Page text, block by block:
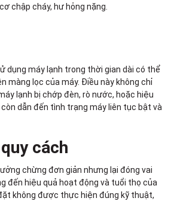
chập cháy, hư hỏng nặng.
dụng máy lạnh trong thời gian dài có thể
màng lọc của máy. Điều này không chỉ
lạnh bị chớp đèn, rò nước, hoặc hiệu
dẫn đến tình trạng máy liên tục bật và
cách
chừng đơn giản nhưng lại đóng vai
đến hiệu quả hoạt động và tuổi thọ của
không được thực hiện đúng kỹ thuật,